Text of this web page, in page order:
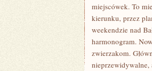
miejscówek. To
kierunku, przez
weekendzie nad
harmonogram.
zwierzakom.
nieprzewidywalne,